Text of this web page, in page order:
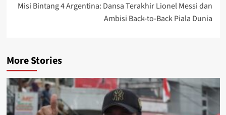
Misi Bintang 4 Argentina: Dansa Terakhir Lionel Messi dan
Ambisi Back-to-Back Piala Dunia
More Stories